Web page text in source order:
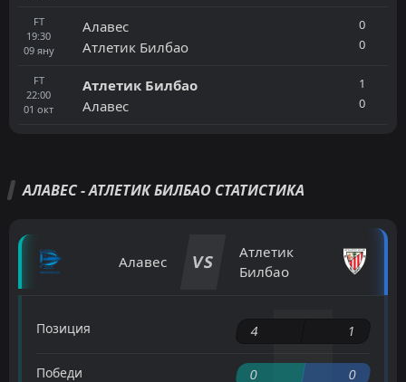
FT
19:30
09 яну
Алавес
Атлетик Билбао
0
0
FT
22:00
01 окт
Атлетик Билбао
Алавес
1
0
АЛАВЕС - АТЛЕТИК БИЛБАО СТАТИСТИКА
Алавес VS
Атлетик
Билбао
Позиция 4 1
Победи 0 0